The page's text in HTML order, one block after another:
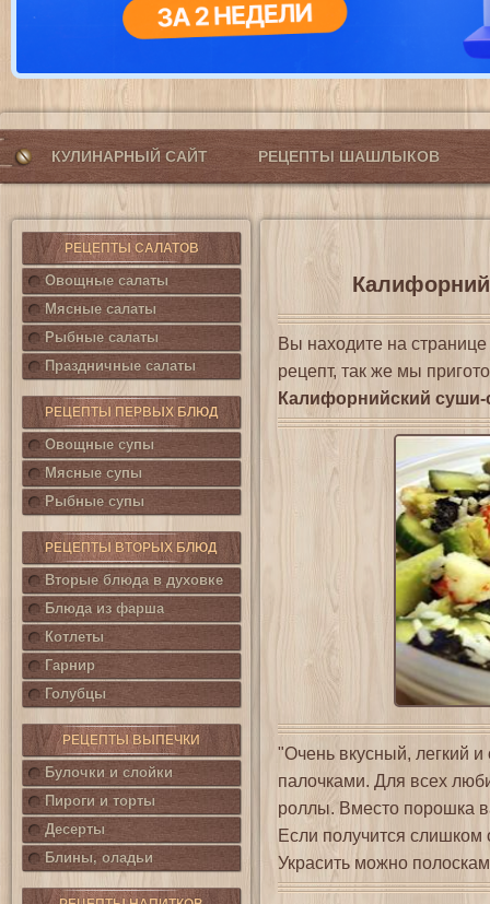
КУЛИНАРНЫЙ САЙТ РЕЦЕПТЫ ШАШЛЫКОВ
РЕЦЕПТЫ САЛАТОВ
Овощные салаты
Мясные салаты
Рыбные салаты
Праздничные салаты
РЕЦЕПТЫ ПЕРВЫХ БЛЮД
Овощные супы
Мясные супы
Рыбные супы
РЕЦЕПТЫ ВТОРЫХ БЛЮД
Вторые блюда в духовке
Блюда из фарша
Котлеты
Гарнир
Голубцы
РЕЦЕПТЫ ВЫПЕЧКИ
Булочки и слойки
Пироги и торты
Десерты
Блины, оладьи
Вы находите на странице
рецепт, так же мы
Калифорнийский суши-
"Очень вкусный, легкий
палочками. Для всех
роллы. Вместо порошка
Если получится слишком
Украсить можно